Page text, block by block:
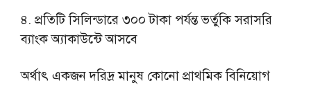
৪. প্রতিটি সিলিন্ডারে ৩০০ টাকা পর্যন্ত ভর্তুকি সরাসরি
ব্যাংক অ্যাকাউন্টে আসবে
অর্থাৎ একজন দরিদ্র মানুষ কোনো প্রাথমিক বিনিয়োগ